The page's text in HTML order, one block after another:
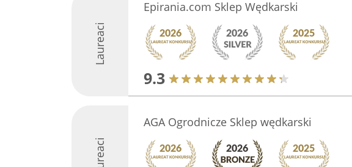
Laureaci
Epirania.com Sklep Wędkarski
9.3
AGA Ogrodnicze Sklep wędkarski